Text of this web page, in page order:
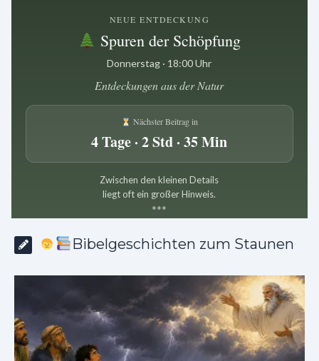
NEUE ENTDECKUNG
Spuren der Schöpfung
Donnerstag · 18:00 Uhr
Entdeckungen aus der Natur
Nächster Beitrag in
4 Tage · 2 Std · 35 Min
Zwischen den kleinen Details
liegt oft ein großer Hinweis.
***
Bibelgeschichten zum Staunen